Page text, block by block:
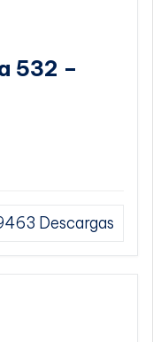
532 –
Descargas